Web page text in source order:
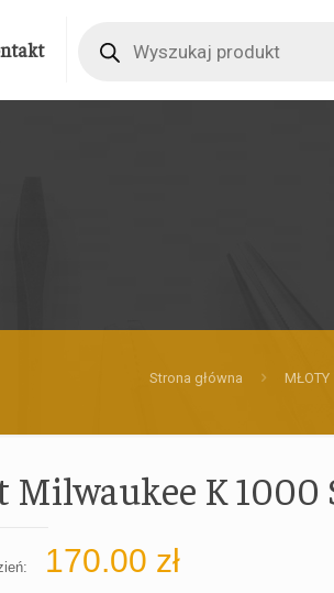
search
Strona główna MŁOTY
Milwaukee K 1000
170.00 zł